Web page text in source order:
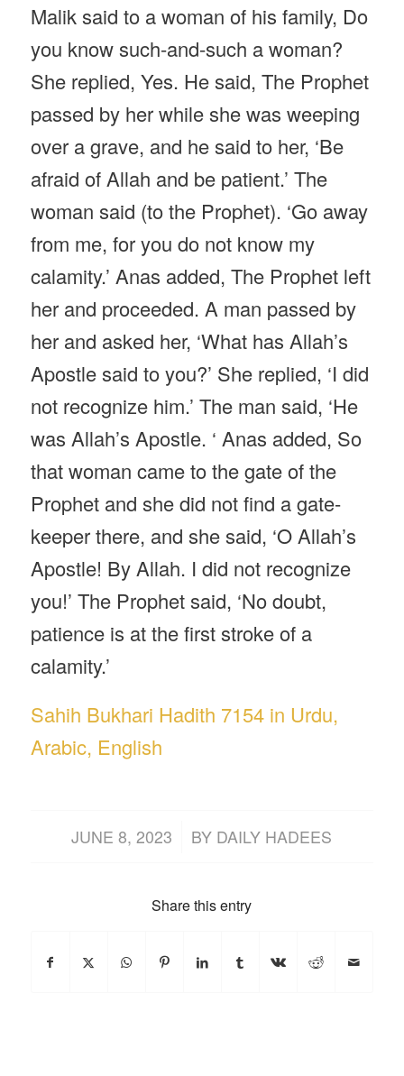
Malik said to a woman of his family, Do
you know such-and-such a woman?
She replied, Yes. He said, The Prophet
passed by her while she was weeping
over a grave, and he said to her, ‘Be
afraid of Allah and be patient.’ The
woman said (to the Prophet). ‘Go away
from me, for you do not know my
calamity.’ Anas added, The Prophet left
her and proceeded. A man passed by
her and asked her, ‘What has Allah’s
Apostle said to you?’ She replied, ‘I did
not recognize him.’ The man said, ‘He
was Allah’s Apostle. ‘ Anas added, So
that woman came to the gate of the
Prophet and she did not find a gate-
keeper there, and she said, ‘O Allah’s
Apostle! By Allah. I did not recognize
you!’ The Prophet said, ‘No doubt,
patience is at the first stroke of a
calamity.’
Sahih Bukhari Hadith 7154 in Urdu,
Arabic, English
JUNE 8, 2023
/ BY DAILY HADEES
Share this entry